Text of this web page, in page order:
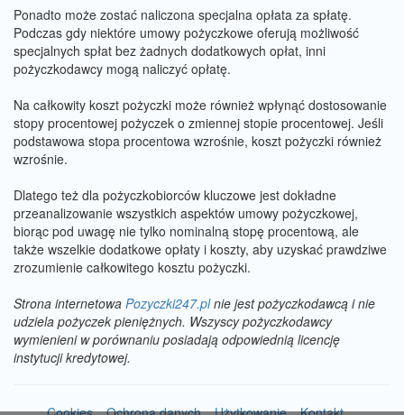
Ponadto może zostać naliczona specjalna opłata za spłatę.
Podczas gdy niektóre umowy pożyczkowe oferują możliwość
specjalnych spłat bez żadnych dodatkowych opłat, inni
pożyczkodawcy mogą naliczyć opłatę.
Na całkowity koszt pożyczki może również wpłynąć dostosowanie
stopy procentowej pożyczek o zmiennej stopie procentowej. Jeśli
podstawowa stopa procentowa wzrośnie, koszt pożyczki również
wzrośnie.
Dlatego też dla pożyczkobiorców kluczowe jest dokładne
przeanalizowanie wszystkich aspektów umowy pożyczkowej,
biorąc pod uwagę nie tylko nominalną stopę procentową, ale
także wszelkie dodatkowe opłaty i koszty, aby uzyskać prawdziwe
zrozumienie całkowitego kosztu pożyczki.
Strona internetowa Pozyczki247.plnie jest pożyczkodawcą i nie
udziela pożyczek pieniężnych. Wszyscy pożyczkodawcy
wymienieni w porównaniu posiadają odpowiednią licencję
instytucji kredytowej.